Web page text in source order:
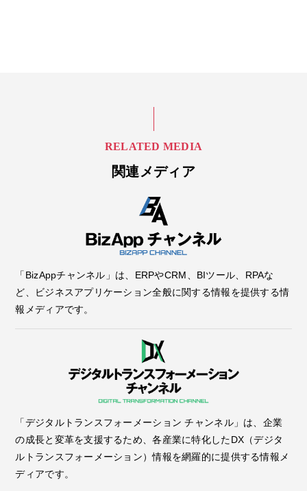
RELATED MEDIA
関連メディア
「BizAppチャンネル」は、ERPやCRM、BIツール、RPAな
ど、ビジネスアプリケーション全般に関する情報を提供する情
報メディアです。
「デジタルトランスフォーメーション チャンネル」は、企業
の成長と変革を支援するため、各産業に特化したDX（デジタ
ルトランスフォーメーション）情報を網羅的に提供する情報メ
ディアです。